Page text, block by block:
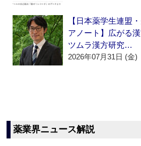
【日本薬学生連盟
アノート】広がる
ツムラ漢方研究…
2026年07月31日 (金)
薬業界ニュース解説